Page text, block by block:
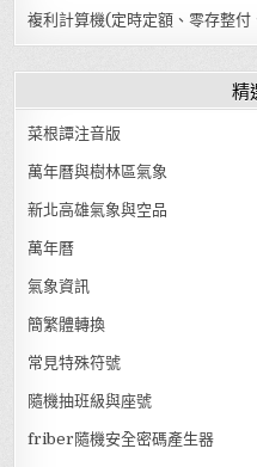
複利計算機(定時定額、零存整付
精
菜根譚注音版
萬年曆與樹林區氣象
新北高雄氣象與空品
萬年曆
氣象資訊
簡繁體轉換
常見特殊符號
隨機抽班級與座號
friber隨機安全密碼產生器